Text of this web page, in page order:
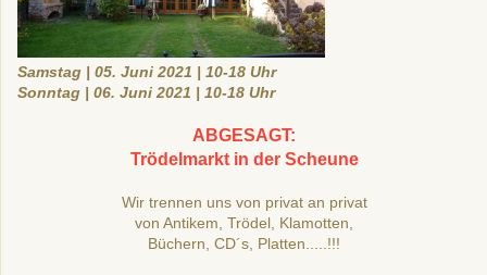
Samstag | 05. Juni 2021 | 10-18 Uhr
Sonntag | 06. Juni 2021 | 10-18 Uhr
ABGESAGT:
Trödelmarkt in der Scheune
Wir trennen uns von privat an privat
von Antikem, Trödel, Klamotten,
Büchern, CD´s, Platten.....!!!